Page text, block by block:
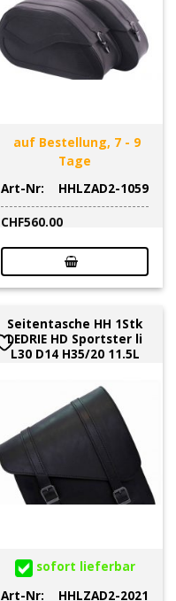
auf Bestellung, 7 - 9
Tage
Art-Nr:
HHLZAD2-1059
CHF560.00
Seitentasche HH 1Stk
LEDRIE HD Sportster li
L30 D14 H35/20 11.5L
sofort lieferbar
Art-Nr:
HHLZAD2-2021